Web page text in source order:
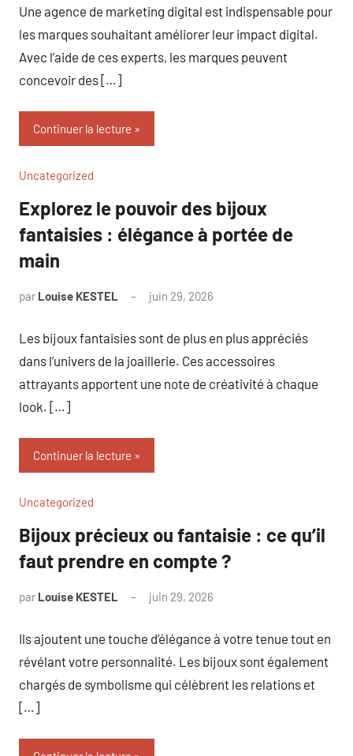
Une agence de marketing digital est indispensable pour
les marques souhaitant améliorer leur impact digital.
Avec l’aide de ces experts, les marques peuvent
concevoir des […]
Continuer la lecture
Uncategorized
Explorez le pouvoir des bijoux
fantaisies : élégance à portée de
main
par Louise KESTEL juin 29, 2026
Les bijoux fantaisies sont de plus en plus appréciés
dans l’univers de la joaillerie. Ces accessoires
attrayants apportent une note de créativité à chaque
look. […]
Continuer la lecture
Uncategorized
Bijoux précieux ou fantaisie : ce qu’il
faut prendre en compte ?
par Louise KESTEL juin 29, 2026
Ils ajoutent une touche d’élégance à votre tenue tout en
révélant votre personnalité. Les bijoux sont également
chargés de symbolisme qui célèbrent les relations et
[…]